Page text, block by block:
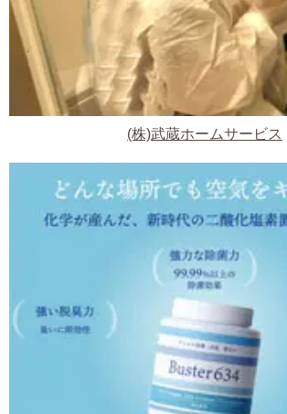
(株)武蔵ホームサービス